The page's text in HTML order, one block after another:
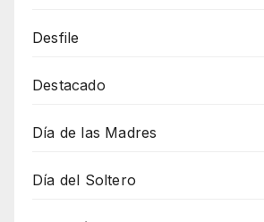
Desfile
Destacado
Día de las Madres
Día del Soltero